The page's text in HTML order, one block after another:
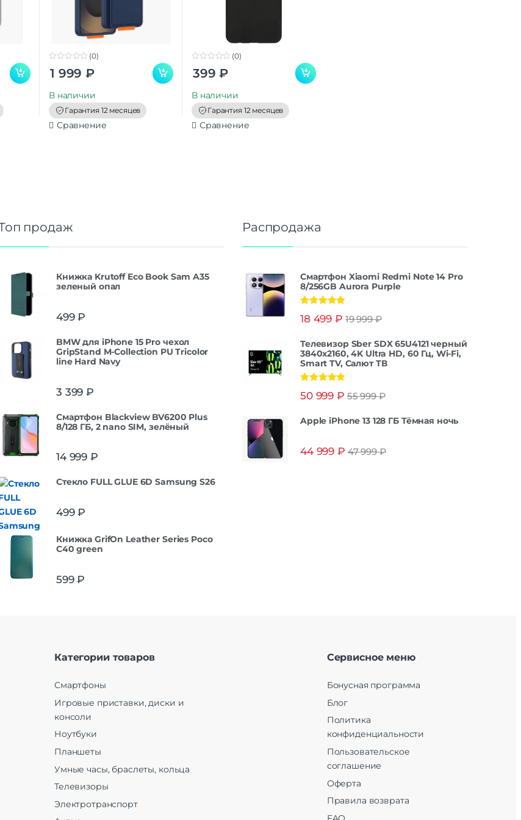
o
(0)
1 999 ₽
В наличии
Гарантия 12 месяцев
Сравнение
o
o
(0)
399 ₽
В наличии
Гарантия 12 месяцев
Сравнение
продаж
Книжка Krutoff Eco Book Sam A35
зеленый опал
499₽
BMW для iPhone 15 Pro чехол
GripStand M-Collection PU Tricolor
line Hard Navy
3 399 ₽
Смартфон Blackview BV6200 Plus
8/128 ГБ, 2 nano SIM, зелёный
14 999 ₽
Стекло FULL GLUE 6D Samsung S26
499₽
Книжка GrifOn Leather Series Poco
C40 green
599₽
Распродажа
Смартфон Xiaomi Redmi Note 14 Pro
8/256GB Aurora Purple
из 5
18 499 ₽ 19 999₽
Телевизор Sber SDX 65U4121 черный
3840x2160, 4K Ultra HD, 60 Гц, Wi-Fi,
Smart TV, Салют ТВ
из 5
50 999 ₽ 55 999₽
Apple iPhone 13 128 ГБ Тёмная ночь
44 999 ₽ 47 999₽
Категории товаров
Смартфоны
Игровые приставки, диски и
консоли
Ноутбуки
Планшеты
Умные часы, браслеты, кольца
Телевизоры
Электротранспорт
Сервисное меню
Бонусная программа
Блог
Политика
конфиденциальности
Пользовательское
соглашение
Оферта
Правила возврата